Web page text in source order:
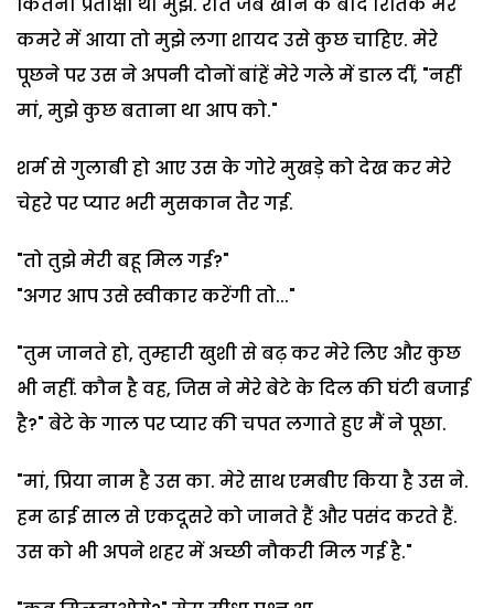
कमरे में आया तो मुझे लगा शायद उसे कुछ चाहिए. मेरे
पूछने पर उस ने अपनी दोनों बांहें मेरे गले में डाल दीं, "नहीं
मां, मुझे कुछ बताना था आप को."
शर्म से गुलाबी हो आए उस के गोरे मुखड़े को देख कर मेरे
चेहरे पर प्यार भरी मुसकान तैर गई.
"तो तुझे मेरी बहू मिल गई?"
"अगर आप उसे स्वीकार करेंगी तो..."
"तुम जानते हो, तुम्हारी खुशी से बढ़ कर मेरे लिए और कुछ
भी नहीं. कौन है वह, जिस ने मेरे बेटे के दिल की घंटी बजाई
है?" बेटे के गाल पर प्यार की चपत लगाते हुए मैं ने पूछा.
"मां, प्रिया नाम है उस का. मेरे साथ एमबीए किया है उस ने.
हम ढाई साल से एकदूसरे को जानते हैं और पसंद करते हैं.
उस को भी अपने शहर में अच्छी नौकरी मिल गई है."